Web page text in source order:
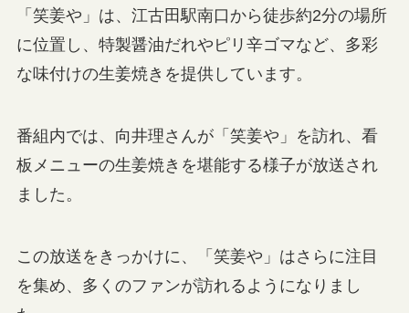
「笑姜や」は、江古田駅南口から徒歩約2分の場所
に位置し、特製醤油だれやピリ辛ゴマなど、多彩
な味付けの生姜焼きを提供しています。
番組内では、向井理さんが「笑姜や」を訪れ、看
板メニューの生姜焼きを堪能する様子が放送され
ました。
この放送をきっかけに、「笑姜や」はさらに注目
を集め、多くのファンが訪れるようになりまし